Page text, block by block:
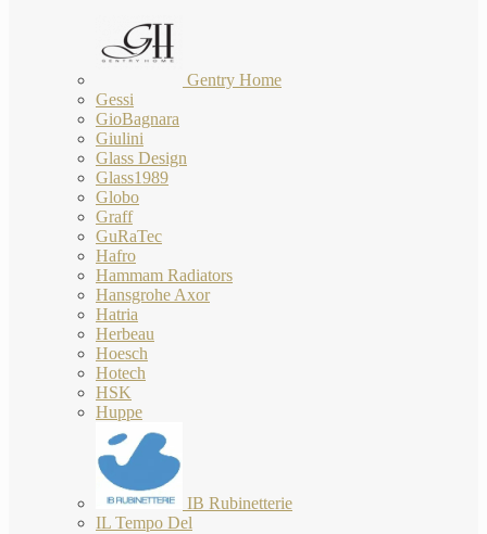
Gentry Home
Gessi
GioBagnara
Giulini
Glass Design
Glass1989
Globo
Graff
GuRaTec
Hafro
Hammam Radiators
Hansgrohe Axor
Hatria
Herbeau
Hoesch
Hotech
HSK
Huppe
IB Rubinetterie
IL Tempo Del